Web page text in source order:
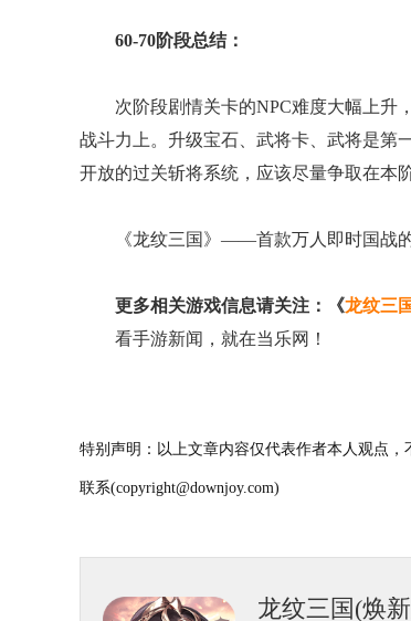
60-70阶段总结：
次阶段剧情关卡的NPC难度大幅上升，
战斗力上。升级宝石、武将卡、武将是第
开放的过关斩将系统，应该尽量争取在本
《龙纹三国》——首款万人即时国战的
更多相关游戏信息请关注：《龙纹三
看手游新闻，就在当乐网！
特别声明：以上文章内容仅代表作者本人观点
联系(copyright@downjoy.com)
龙纹三国(焕